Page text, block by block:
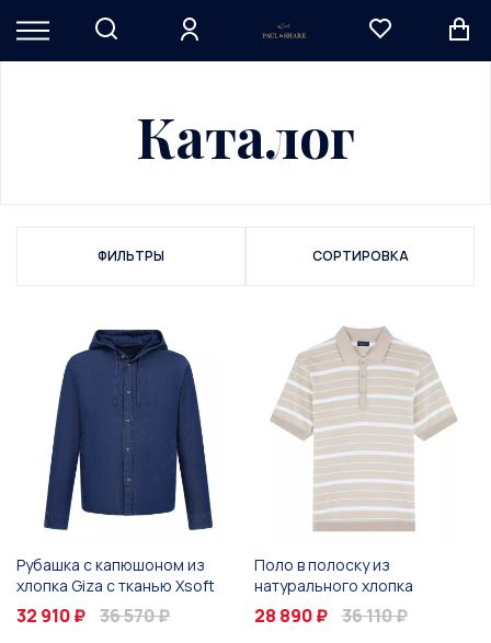
Каталог
ФИЛЬТРЫ СОРТИРОВКА
Рубашка с капюшоном из
хлопка Giza с тканью Xsoft
32 910 ₽ 36 570 ₽
Поло в полоску из
натурального хлопка
28 890 ₽ 36 110 ₽